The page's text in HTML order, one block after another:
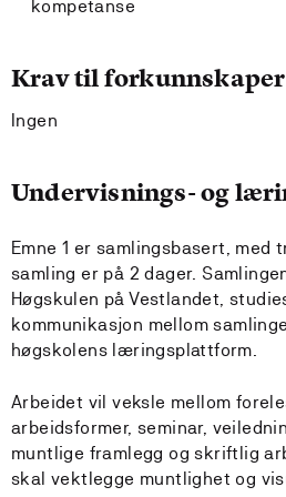
kompetanse
Krav til forkunnskaper
Ingen
Undervisnings- og
Emne 1 er samlingsbasert, med
samling er på 2 dager.
Høgskulen på Vestlandet,
kommunikasjon mellom
høgskolens læringsplattform.
Arbeidet vil veksle mellom
arbeidsformer, seminar,
muntlige framlegg og skriftlig
skal vektlegge muntlighet og